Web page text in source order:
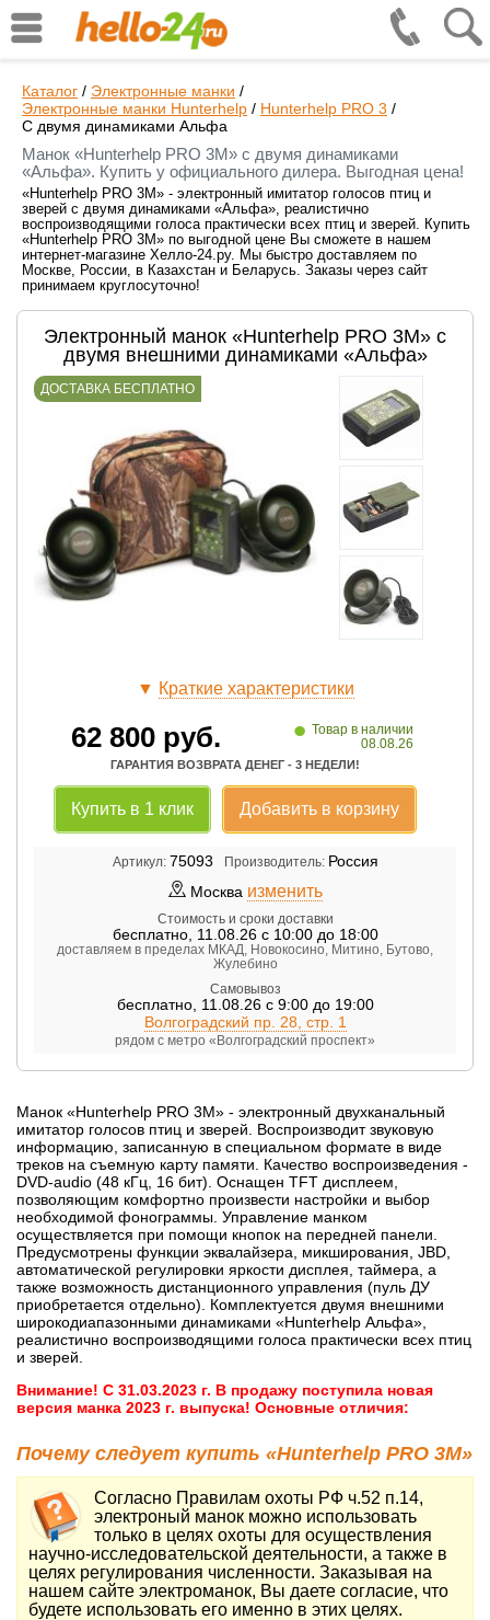
Каталог / Электронные манки /
Электронные манки Hunterhelp / Hunterhelp PRO 3 /
С двумя динамиками Альфа
Манок «Hunterhelp PRO 3M» с двумя динамиками
«Альфа». Купить у официального дилера. Выгодная цена!
«Hunterhelp PRO 3M» - электронный имитатор голосов птиц и
зверей с двумя динамиками «Альфа», реалистично
воспроизводящими голоса практически всех птиц и зверей. Купить
«Hunterhelp PRO 3M» по выгодной цене Вы сможете в нашем
интернет-магазине Хелло-24.ру. Мы быстро доставляем по
Москве, России, в Казахстан и Беларусь. Заказы через сайт
принимаем круглосуточно!
Электронный манок «Hunterhelp PRO 3M» с
двумя внешними динамиками «Альфа»
ДОСТАВКА БЕСПЛАТНО
▼ Краткие характеристики
62 800руб. • Товар в наличии
08.08.26
ГАРАНТИЯ ВОЗВРАТА ДЕНЕГ - 3 НЕДЕЛИ!
Купить в 1 клик Добавить в корзину
Артикул: 75093 Производитель: Россия
Москва изменить
Стоимость и сроки доставки
бесплатно, 11.08.26 с 10:00 до 18:00
доставляем в пределах МКАД, Новокосино, Митино, Бутово,
Жулебино
Самовывоз
бесплатно, 11.08.26 с 9:00 до 19:00
Волгоградский пр. 28, стр. 1
рядом с метро «Волгоградский проспект»
Манок «Hunterhelp PRO 3M» - электронный двухканальный
имитатор голосов птиц и зверей. Воспроизводит звуковую
информацию, записанную в специальном формате в виде
треков на съемную карту памяти. Качество воспроизведения -
DVD-audio (48 кГц, 16 бит). Оснащен TFT дисплеем,
позволяющим комфортно произвести настройки и выбор
необходимой фонограммы. Управление манком
осуществляется при помощи кнопок на передней панели.
Предусмотрены функции эквалайзера, микширования, JBD,
автоматической регулировки яркости дисплея, таймера, а
также возможность дистанционного управления (пуль ДУ
приобретается отдельно). Комплектуется двумя внешними
широкодиапазонными динамиками «Hunterhelp Альфа»,
реалистично воспроизводящими голоса практически всех птиц
и зверей.
Внимание! С 31.03.2023 г. В продажу поступила новая
версия манка 2023 г. выпуска! Основные отличия:
Почему следует купить «Hunterhelp PRO 3M»
Согласно Правилам охоты РФ ч.52 п.14,
электроный манок можно использовать
только в целях охоты для осуществления
научно-исследовательской деятельности, а также в
целях регулирования численности. Заказывая на
нашем сайте электроманок, Вы даете согласие, что
будете использовать его именно в этих целях.